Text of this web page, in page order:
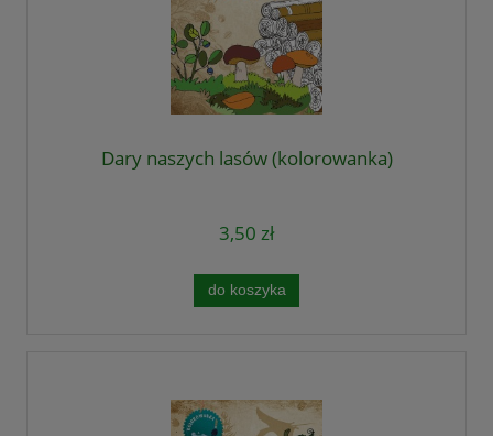
Dary naszych lasów (kolorowanka)
3,50 zł
do koszyka